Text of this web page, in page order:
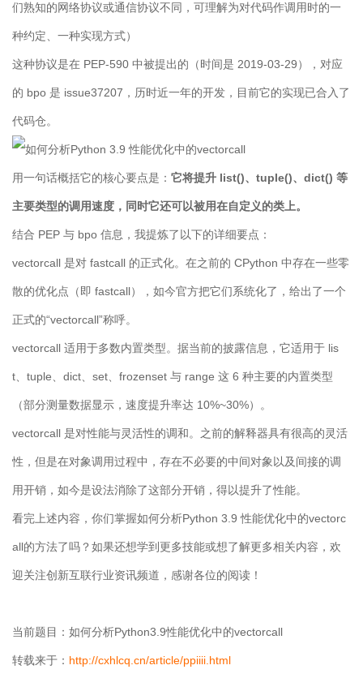
们熟知的网络协议或通信协议不同，可理解为对代码作调用时的一
种约定、一种实现方式）
这种协议是在 PEP-590 中被提出的（时间是 2019-03-29），对应
的 bpo 是 issue37207，历时近一年的开发，目前它的实现已合入了
代码仓。
用一句话概括它的核心要点是： 它将提升 list()、tuple()、dict() 等
主要类型的调用速度，同时它还可以被用在自定义的类上。
结合 PEP 与 bpo 信息，我提炼了以下的详细要点：
vectorcall 是对 fastcall 的正式化。在之前的 CPython 中存在一些零
散的优化点（即 fastcall），如今官方把它们系统化了，给出了一个
正式的“vectorcall”称呼。
vectorcall 适用于多数内置类型。据当前的披露信息，它适用于 lis
t、tuple、dict、set、frozenset 与 range 这 6 种主要的内置类型
（部分测量数据显示，速度提升率达 10%~30%）。
vectorcall 是对性能与灵活性的调和。之前的解释器具有很高的灵活
性，但是在对象调用过程中，存在不必要的中间对象以及间接的调
用开销，如今是设法消除了这部分开销，得以提升了性能。
看完上述内容，你们掌握如何分析Python 3.9 性能优化中的vectorc
all的方法了吗？如果还想学到更多技能或想了解更多相关内容，欢
迎关注创新互联行业资讯频道，感谢各位的阅读！
当前题目：如何分析Python3.9性能优化中的vectorcall
转载来于： http://cxhlcq.cn/article/ppiiii.html